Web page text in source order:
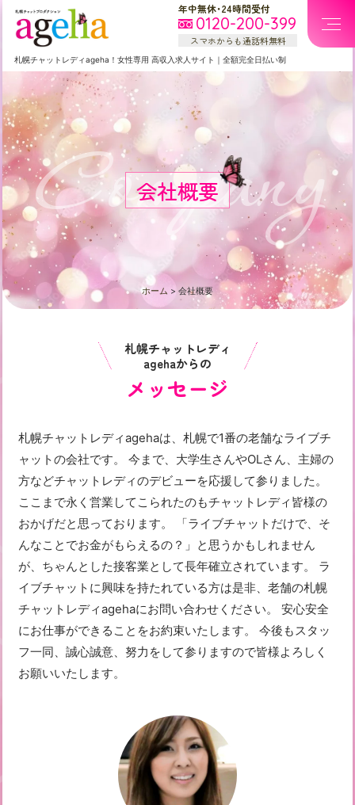
年中無休・24時間受付
0120-200-399
スマホからも通話料無料
札幌チャットレディageha！女性専用 高収入求人サイト ｜ 全額完全日払い制
会社概要
Company
ホーム > 会社概要
メッセージ
札幌チャットレディ
agehaからの
札幌チャットレディagehaは、札幌で1番の老舗なライブチ
ャットの会社です。 今まで、大学生さんやOLさん、主婦の
方などチャットレディのデビューを応援して参りました。
ここまで永く営業してこられたのもチャットレディ皆様の
おかげだと思っております。 「ライブチャットだけで、そ
んなことでお金がもらえるの？」と思うかもしれません
が、ちゃんとした接客業として長年確立されています。 ラ
イブチャットに興味を持たれている方は是非、老舗の札幌
チャットレディagehaにお問い合わせください。 安心安全
にお仕事ができることをお約束いたします。 今後もスタッ
フ一同、誠心誠意、努力をして参りますので皆様よろしく
お願いいたします。